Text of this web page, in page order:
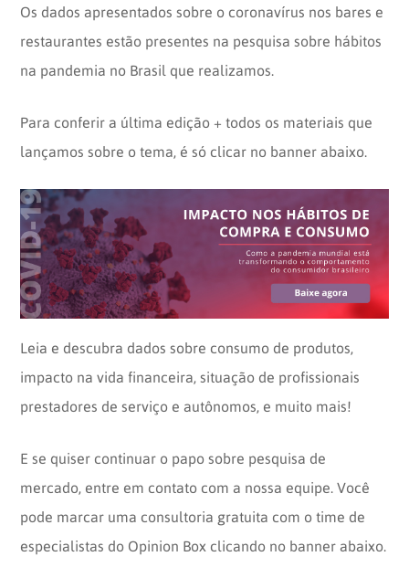
Os dados apresentados sobre o coronavírus nos bares e
restaurantes estão presentes na pesquisa sobre hábitos
na pandemia no Brasil que realizamos.
Para conferir a última edição + todos os materiais que
lançamos sobre o tema, é só clicar no banner abaixo.
Leia e descubra dados sobre consumo de produtos,
impacto na vida financeira, situação de profissionais
prestadores de serviço e autônomos, e muito mais!
E se quiser continuar o papo sobre pesquisa de
mercado, entre em contato com a nossa equipe. Você
pode marcar uma consultoria gratuita com o time de
especialistas do Opinion Box clicando no banner abaixo.